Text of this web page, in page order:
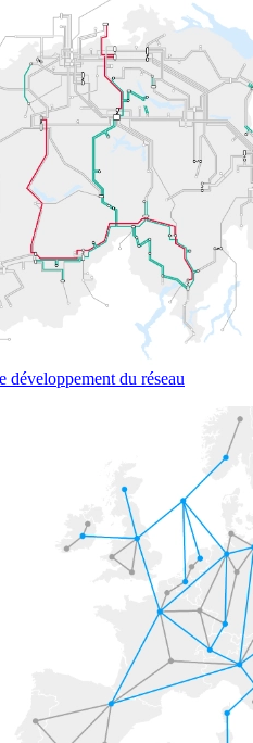
développement du réseau